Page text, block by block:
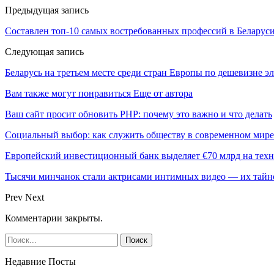
Предыдущая запись
Составлен топ-10 самых востребованных профессий в
Следующая запись
Беларусь на третьем месте среди стран Европы по дешевизне
Вам также могут понравиться Еще от автора
Ваш сайт просит обновить PHP: почему это важно и что делать
Социальный выбор: как служить обществу в современном мире
Европейский инвестиционный банк выделяет €70 млрд на
Тысячи минчанок стали актрисами интимных видео — их
Prev Next
Комментарии закрыты.
Недавние Посты